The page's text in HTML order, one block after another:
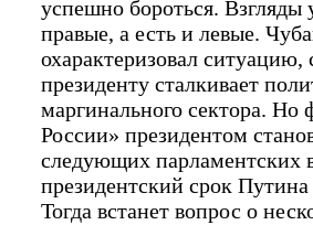
успешно бороться. Взгляды
правые, а есть и левые.
охарактеризовал ситуацию,
президенту сталкивает
маргинального сектора.
России» президентом
следующих парламентских
президентский срок Путина
Тогда встанет вопрос о